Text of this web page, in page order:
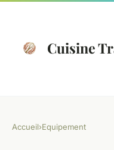
Cuisine
Accueil›Equipement